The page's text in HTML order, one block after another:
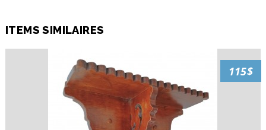
ITEMS SIMILAIRES
115$